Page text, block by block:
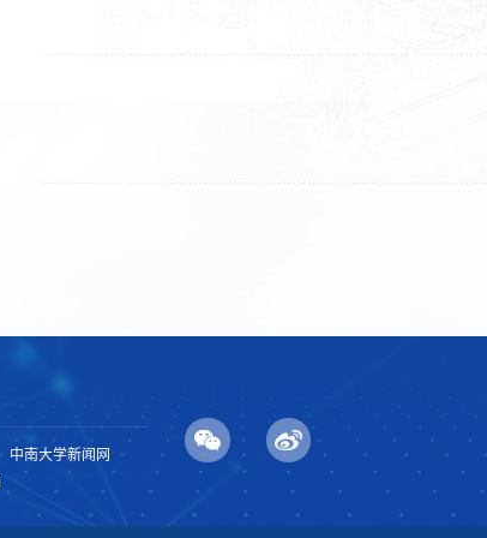
中南大学新闻网